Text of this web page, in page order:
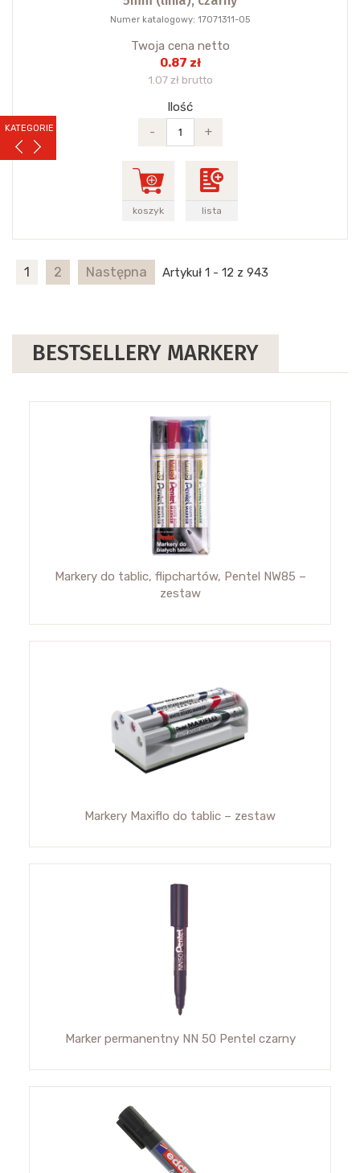
KATEGORIE
Numer katalogowy: 17071311-05
Twoja cena netto
0.87 zł
1.07 zł brutto
Ilość
-
+
koszyk lista
1 2 Następna Artykuł 1 - 12 z 943
BESTSELLERY MARKERY
Markery do tablic, flipchartów, Pentel NW85 –
zestaw
Markery Maxiflo do tablic – zestaw
Marker permanentny NN 50 Pentel czarny